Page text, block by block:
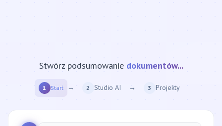
Stwórz podsumowanie strony internetowej...
1 Start → 2 Studio AI → 3 Projekty